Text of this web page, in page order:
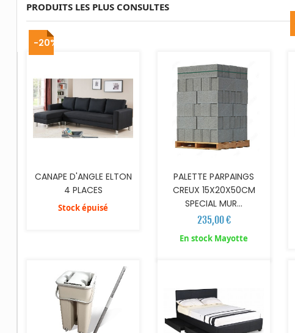
PRODUITS LES PLUS CONSULTES
-20%
CANAPE D'ANGLE ELTON
4 PLACES
Stock épuisé
PALETTE PARPAINGS
CREUX 15X20X50CM
SPECIAL MUR...
235,00 €
En stock Mayotte
AJOUTER AU PANIER